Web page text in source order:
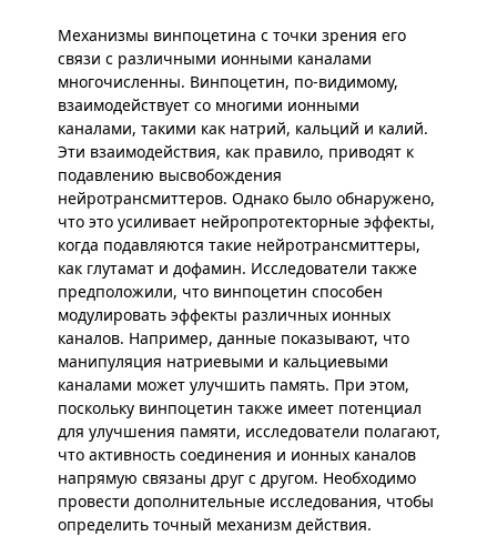
Механизмы винпоцетина с точки зрения его
связи с различными ионными каналами
многочисленны. Винпоцетин, по-видимому,
взаимодействует со многими ионными
каналами, такими как натрий, кальций и калий.
Эти взаимодействия, как правило, приводят к
подавлению высвобождения
нейротрансмиттеров. Однако было обнаружено,
что это усиливает нейропротекторные эффекты,
когда подавляются такие нейротрансмиттеры,
как глутамат и дофамин. Исследователи также
предположили, что винпоцетин способен
модулировать эффекты различных ионных
каналов. Например, данные показывают, что
манипуляция натриевыми и кальциевыми
каналами может улучшить память. При этом,
поскольку винпоцетин также имеет потенциал
для улучшения памяти, исследователи полагают,
что активность соединения и ионных каналов
напрямую связаны друг с другом. Необходимо
провести дополнительные исследования, чтобы
определить точный механизм действия.